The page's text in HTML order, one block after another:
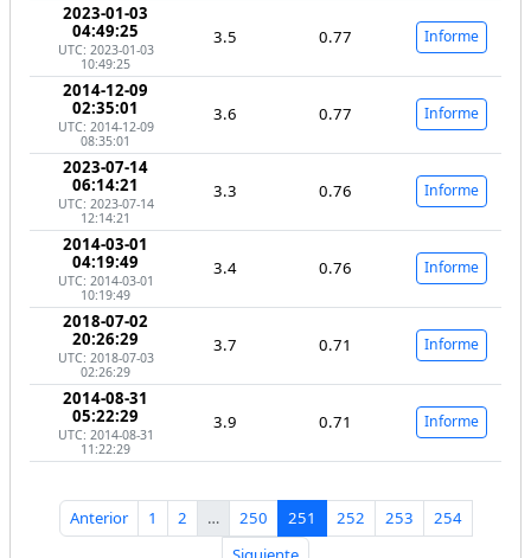
2023-01-03
04:49:25
UTC: 2023-01-03
10:49:25
3.5 0.77 Informe
2014-12-09
02:35:01
UTC: 2014-12-09
08:35:01
3.6 0.77 Informe
2023-07-14
06:14:21
UTC: 2023-07-14
12:14:21
3.3 0.76 Informe
2014-03-01
04:19:49
UTC: 2014-03-01
10:19:49
3.4 0.76 Informe
2018-07-02
20:26:29
UTC: 2018-07-03
02:26:29
3.7 0.71 Informe
2014-08-31
05:22:29
UTC: 2014-08-31
11:22:29
3.9 0.71 Informe
Anterior 1 2 … 250 251 252 253
254